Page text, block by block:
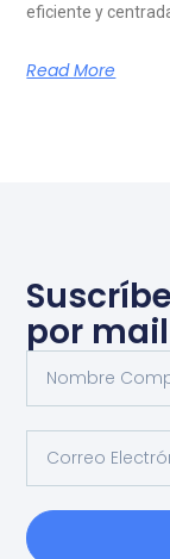
eficiente y
Read More
por mail